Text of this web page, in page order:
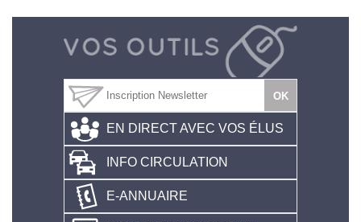
EN DIRECT AVEC VOS ÉLUS
INFO CIRCULATION
E-ANNUAIRE